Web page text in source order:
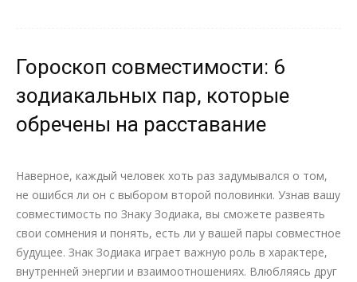
Гороскоп совместимости: 6
зодиакальных пар, которые
обречены на расставание
Наверное, каждый человек хоть раз задумывался о том,
не ошибся ли он с выбором второй половинки. Узнав вашу
совместимость по Знаку Зодиака, вы сможете развеять
свои сомнения и понять, есть ли у вашей пары совместное
будущее. Знак Зодиака играет важную роль в характере,
внутренней энергии и взаимоотношениях. Влюбляясь друг